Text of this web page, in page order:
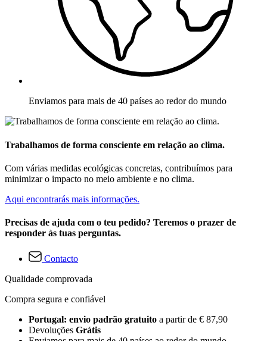
Enviamos para mais de 40 países ao redor do mundo
Trabalhamos de forma consciente em relação ao clima.
Com várias medidas ecológicas concretas, contribuímos para
minimizar o impacto no meio ambiente e no clima.
Aqui encontrarás mais informações.
Precisas de ajuda com o teu pedido? Teremos o prazer de
responder às tuas perguntas.
Contacto
Qualidade comprovada
Compra segura e confiável
Portugal: envio padrão gratuito a partir de € 87,90
Devoluções Grátis